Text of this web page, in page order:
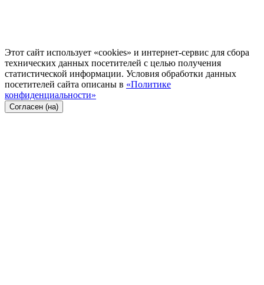
Этот сайт использует «cookies» и интернет-сервис для сбора
технических данных посетителей с целью получения
статистической информации. Условия обработки данных
посетителей сайта описаны в «Политике
конфиденциальности»
Согласен (на)